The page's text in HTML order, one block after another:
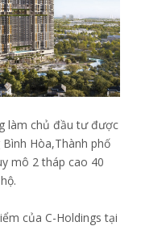
làm chủ đầu tư được
Hòa,Thành phố
mô 2 tháp cao 40
của C-Holdings tại